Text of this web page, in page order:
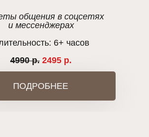
ПОДРОБНЕЕ
общения в соцсетях
и мессенджерах
6+ часов
4990 р. 2495 р.